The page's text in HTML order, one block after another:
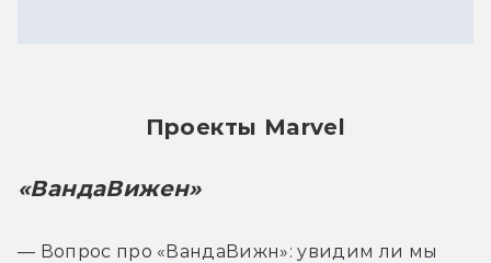
Проекты Marvel
«ВандаВижен»
— Вопрос про «ВандаВижн»: увидим ли мы